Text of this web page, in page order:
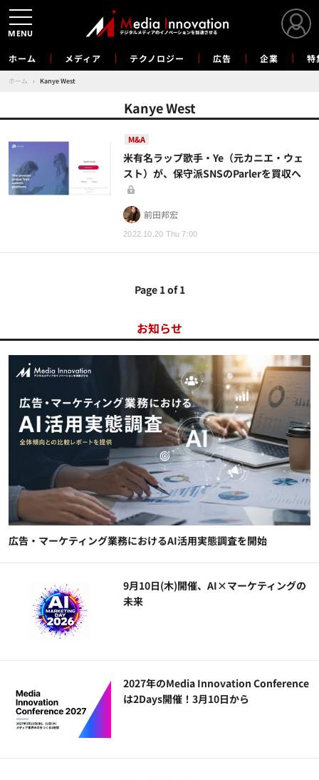
ホーム メディア テクノロジー 広告 企業 特
ホーム › Kanye West
Kanye West
M&A
2022.10.20 Thu 7:00
米有名ラップ歌手・Ye（元カニエ・ウェ
スト）が、保守派SNSのParlerを買収へ
前田邦宏
Page 1 of 1
お知らせ
広告・マーケティング業務におけるAI活用実態調査を開始
9月10日(木)開催、AI×マーケティングの
未来
2027年のMedia Innovation Conference
は2Days開催！3月10日から
MENU